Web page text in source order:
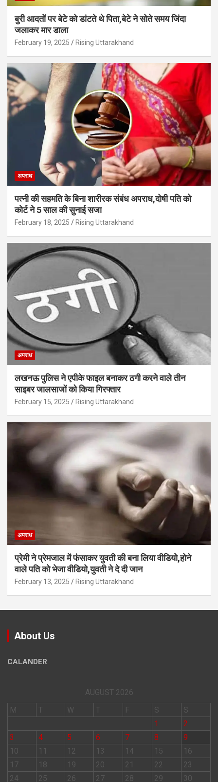
बुरी आदतों पर बेटे को डांटते थे पिता,बेटे ने सोते समय जिंदा
जलाकर मार डाला
February 19, 2025 Rising Uttarakhand
अपराध
पत्नी की सहमति के बिना शारीरक संबंध अपराध,दोषी पति को
कोर्ट ने 5 साल की सुनाई सजा
February 18, 2025 Rising Uttarakhand
अपराध
लखनऊ पुलिस ने एपीके फाइल बनाकर ठगी करने वाले तीन
साइबर जालसाजों को किया गिरफ्तार
February 15, 2025 Rising Uttarakhand
अपराध
प्रेमी ने प्रेमजाल में फंसाकर युवती की बना लिया वीडियो,होने
वाले पत‍ि को भेजा वीड‍ियो,युवती ने दे दी जान
February 13, 2025 Rising Uttarakhand
About Us
CALANDER
AUGUST 2026
M
T W T F S
S
1
2
3
4 5 6 7 8
9
10
11 12 13 14 15
16
17
18 19 20 21 22
23
24
25 26 27 28 29 30